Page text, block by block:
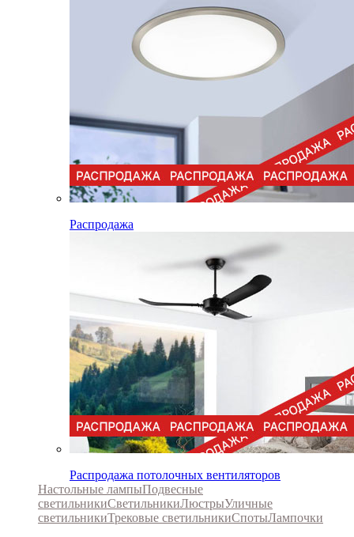
Распродажа
Распродажа потолочных вентиляторов
Настольные лампыПодвесные
светильникиСветильникиЛюстрыУличные
светильникиТрековые светильникиСпотыЛампочки